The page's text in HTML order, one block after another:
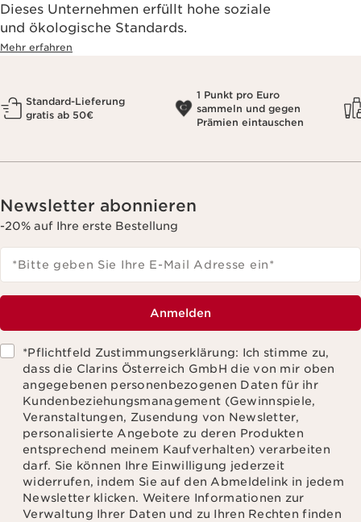
Dieses Unternehmen erfüllt hohe soziale
und ökologische Standards.
Mehr erfahren
Standard-Lieferung
gratis ab 50€
1 Punkt pro Euro
sammeln und gegen
Prämien eintauschen
Newsletter abonnieren
-20% auf Ihre erste Bestellung
*Bitte geben Sie Ihre E-Mail Adresse ein*
Anmelden
*Pflichtfeld Zustimmungserklärung: Ich stimme zu,
dass die Clarins Österreich GmbH die von mir oben
angegebenen personenbezogenen Daten für ihr
Kundenbeziehungsmanagement (Gewinnspiele,
Veranstaltungen, Zusendung von Newsletter,
personalisierte Angebote zu deren Produkten
entsprechend meinem Kaufverhalten) verarbeiten
darf. Sie können Ihre Einwilligung jederzeit
widerrufen, indem Sie auf den Abmeldelink in jedem
Newsletter klicken. Weitere Informationen zur
Verwaltung Ihrer Daten und zu Ihren Rechten finden